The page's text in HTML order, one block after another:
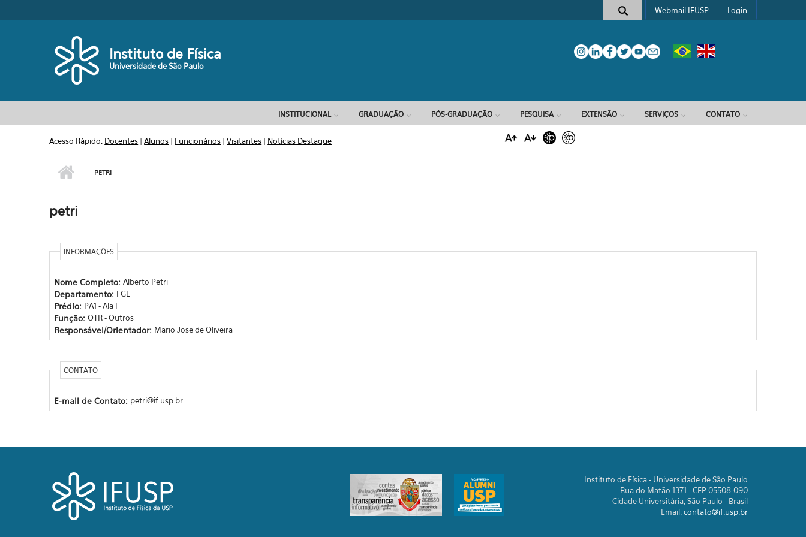
Formulário de busca
Webmail IFUSP Login
Instituto de Física
Universidade de São Paulo
INSTITUCIONAL GRADUAÇÃO PÓS-GRADUAÇÃO PESQUISA EXTENSÃO SERVIÇOS CONTATO
Acesso Rápido: Docentes |Alunos | Funcionários |Visitantes | Notícias Destaque
PETRI
petri
INFORMAÇÕES
Nome Completo: Alberto Petri
Departamento: FGE
Prédio: PA1 - Ala I
Função: OTR - Outros
Responsável/Orientador: Mario Jose de Oliveira
CONTATO
E-mail de Contato: petri@if.usp.br
Instituto de Física - Universidade de São Paulo
Rua do Matão 1371 - CEP 05508-090
Cidade Universitária, São Paulo - Brasil
Email:contato@if.usp.br